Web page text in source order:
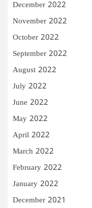
December 2022
November 2022
October 2022
September 2022
August 2022
July 2022
June 2022
May 2022
April 2022
March 2022
February 2022
January 2022
December 2021